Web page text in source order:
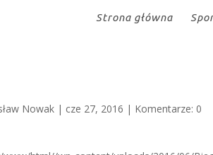
Strona główna
Nowak | cze 27, 2016 | Komentarze: 0